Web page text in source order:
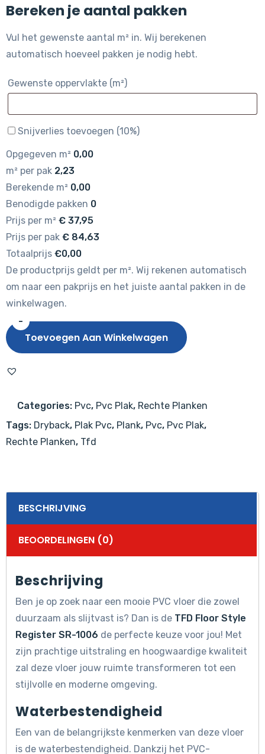
Bereken je aantal pakken
Vul het gewenste aantal m² in. Wij berekenen
automatisch hoeveel pakken je nodig hebt.
Gewenste oppervlakte (m²)
Snijverlies toevoegen (10%)
Opgegeven m² 0,00
m² per pak 2,23
Berekende m² 0,00
Benodigde pakken 0
Prijs per m² € 37,95
Prijs per pak € 84,63
Totaalprijs €0,00
De productprijs geldt per m². Wij rekenen automatisch
om naar een pakprijs en het juiste aantal pakken in de
winkelwagen.
-
TFD
Floor
Register
1006
aantal
Toevoegen Aan Winkelwagen
Categories: Pvc, Pvc Plak, Rechte Planken
Tags: Dryback, Plak Pvc, Plank, Pvc, Pvc Plak,
Rechte Planken, Tfd
BESCHRIJVING
BEOORDELINGEN (0)
Beschrijving
Ben je op zoek naar een mooie PVC vloer die zowel
duurzaam als slijtvast is? Dan is de TFD Floor Style
Register SR-1006 de perfecte keuze voor jou! Met
zijn prachtige uitstraling en hoogwaardige kwaliteit
zal deze vloer jouw ruimte transformeren tot een
stijlvolle en moderne omgeving.
Waterbestendigheid
Een van de belangrijkste kenmerken van deze vloer
is de waterbestendigheid. Dankzij het PVC-